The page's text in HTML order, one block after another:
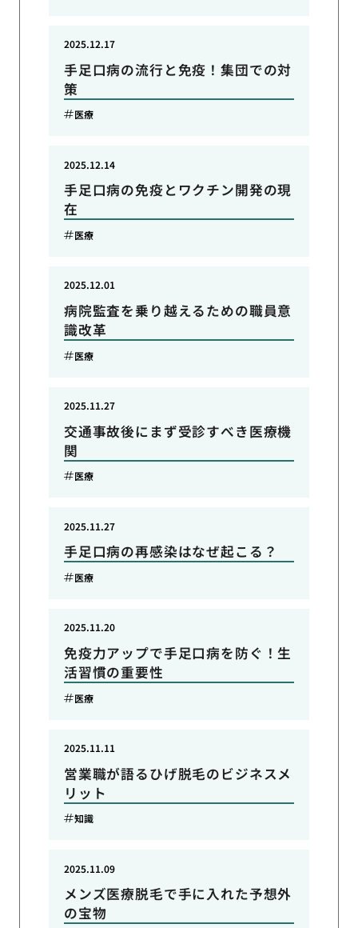
手足口病の流行と免疫！集団での対
策
2025.12.17
医療
手足口病の免疫とワクチン開発の現
在
2025.12.14
医療
病院監査を乗り越えるための職員意
識改革
2025.12.01
医療
交通事故後にまず受診すべき医療機
関
2025.11.27
医療
手足口病の再感染はなぜ起こる？
2025.11.27
医療
免疫力アップで手足口病を防ぐ！生
活習慣の重要性
2025.11.20
医療
営業職が語るひげ脱毛のビジネスメ
リット
2025.11.11
知識
メンズ医療脱毛で手に入れた予想外
の宝物
2025.11.09